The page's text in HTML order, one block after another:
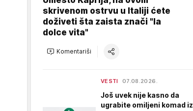
skrivenom ostrvu u Italiji ćete
doživeti šta zaista znači "la
dolce vita"
Komentariši
VESTI 07.08.2026.
Još uvek nije kasno da
ugrabite omiljeni komad iz